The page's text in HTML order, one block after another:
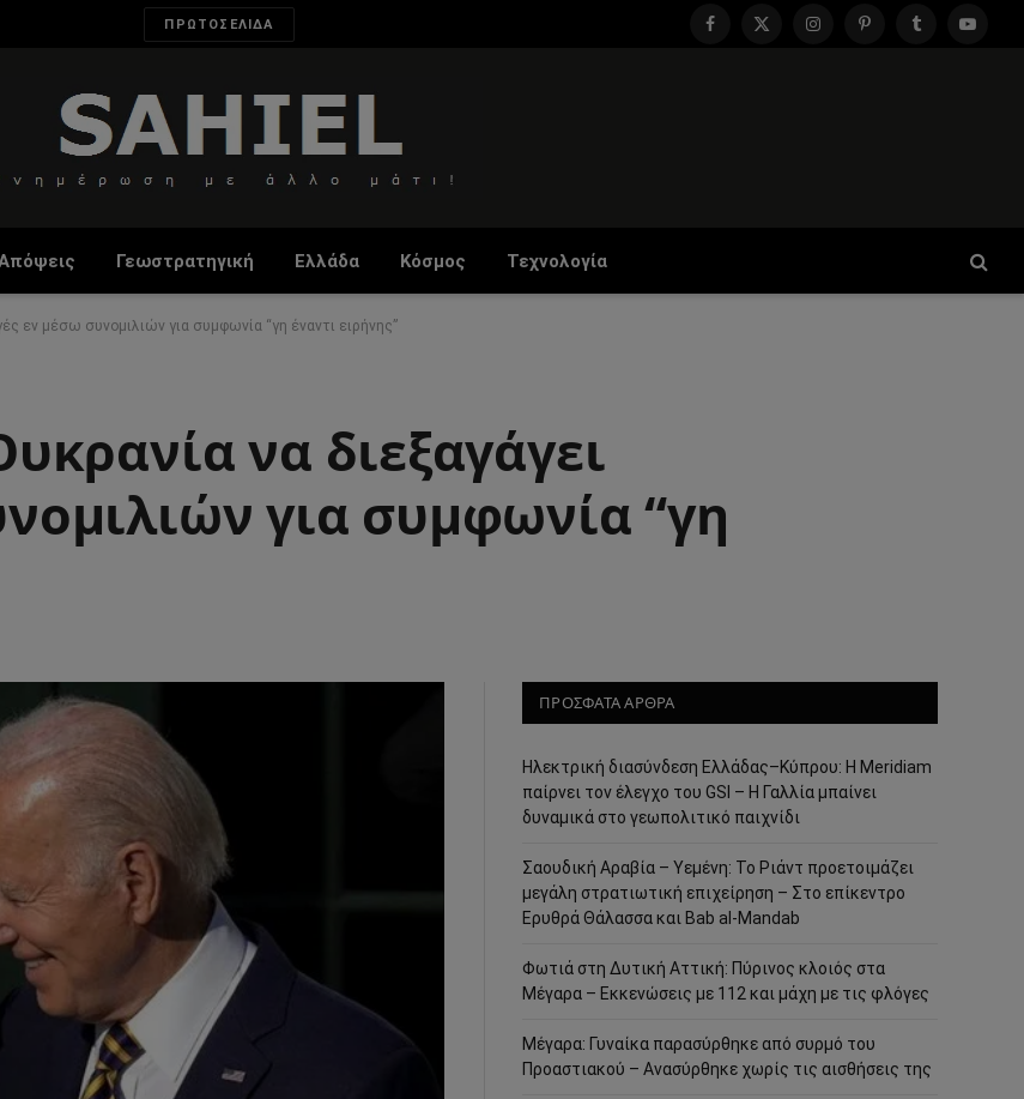
ΠΡΩΤΟΣΕΛΙΔΑ
Facebook
X
InstagramPinterestTumblr
Γεωστρατηγική Ελλάδα Κόσμος Τεχνολογία
εν μέσω συνομιλιών για συμφωνία “γη έναντι ειρήνης”
να διεξαγάγει
για συμφωνία “γη
ΠΡΟΣΦΑΤΑ ΑΡΘΡΑ
Ηλεκτρική διασύνδεση Ελλάδας–Κύπρου: Η Meridiam
παίρνει τον έλεγχο του GSI – Η Γαλλία μπαίνει
δυναμικά στο γεωπολιτικό παιχνίδι
Σαουδική Αραβία – Υεμένη: Το Ριάντ προετοιμάζει
μεγάλη στρατιωτική επιχείρηση – Στο επίκεντρο
Ερυθρά Θάλασσα και Bab al-Mandab
Φωτιά στη Δυτική Αττική: Πύρινος κλοιός στα
Μέγαρα – Εκκενώσεις με 112 και μάχη με τις φλόγες
Μέγαρα: Γυναίκα παρασύρθηκε από συρμό του
Προαστιακού – Ανασύρθηκε χωρίς τις αισθήσεις της